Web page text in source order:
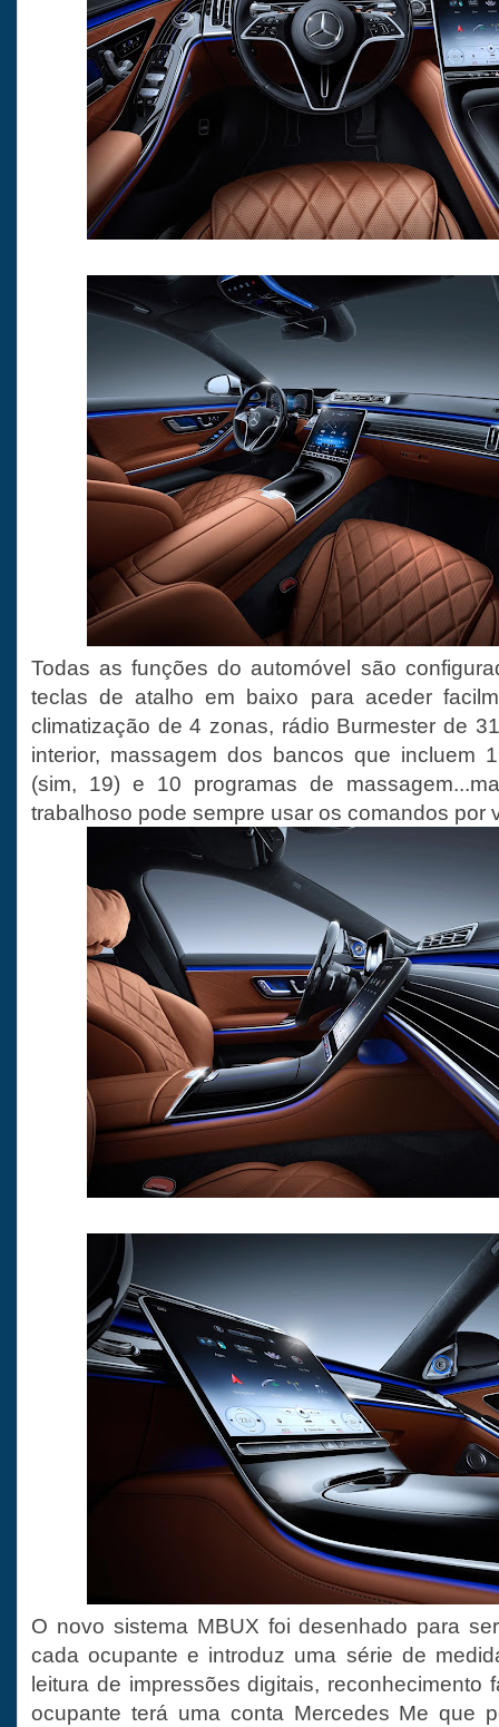
Todas as funções do automóvel são
teclas de atalho em baixo para aceder
climatização de 4 zonas, rádio Burmester de
interior, massagem dos bancos que incluem
(sim, 19) e 10 programas de
trabalhoso pode sempre usar os comandos por
O novo sistema MBUX foi desenhado para
cada ocupante e introduz uma série de
leitura de impressões digitais, reconhecimento
ocupante terá uma conta Mercedes Me que